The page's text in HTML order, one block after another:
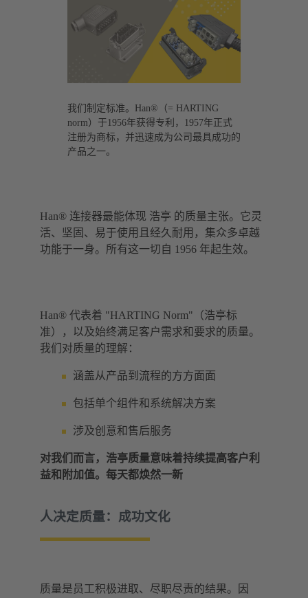
我们制定标准。Han®（= HARTING
norm）于1956年获得专利，1957年正式
注册为商标，并迅速成为公司最具成功的
产品之一。
Han® 连接器最能体现 浩亭 的质量主张。它灵
活、坚固、易于使用且经久耐用，集众多卓越
功能于一身。所有这一切自 1956 年起生效。
Han® 代表着 "HARTING Norm"（浩亭标
准），以及始终满足客户需求和要求的质量。
我们对质量的理解：
涵盖从产品到流程的方方面面
包括单个组件和系统解决方案
涉及创意和售后服务
对我们而言，浩亭质量意味着持续提高客户利
益和附加值。每天都焕然一新
人决定质量：成功文化
质量是员工积极进取、尽职尽责的结果。因